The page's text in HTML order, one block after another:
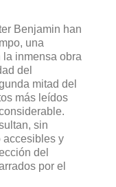
Benjamin han
una
la inmensa obra
del
mitad del
más leídos
sin
accesibles y
del
por el